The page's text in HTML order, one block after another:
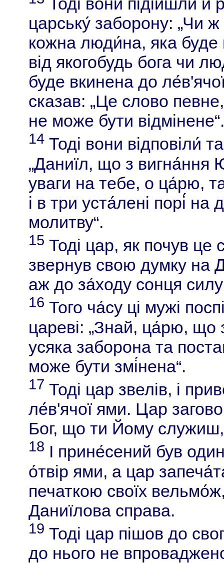
царську́ заборону: „Чи
кожна люди́на, яка
від якогобудь бога чи
буде вкинена до
сказав: „Це слово
не може бути
14 Тоді вони відповіли́
„Даниїл, що з вигна́ння
уваги на тебе, о ца́рю,
і в три уста́лені порі́
молитву“.
15 Тоді цар, як почув це
звернув свою думку на
аж до за́ходу сонця
16 Того ча́су ці мужі
цареві: „Знай, ца́рю, що
усяка заборона та
може бути змі́нена“.
17 Тоді цар звелів, і
ле́в'ячої ями. Цар
Бог, що ти Йому служиш,
18 І прине́сений був
о́твір ями, а цар
печаткою своїх
Даниїлова справа.
19 Тоді цар пішов до
до нього не